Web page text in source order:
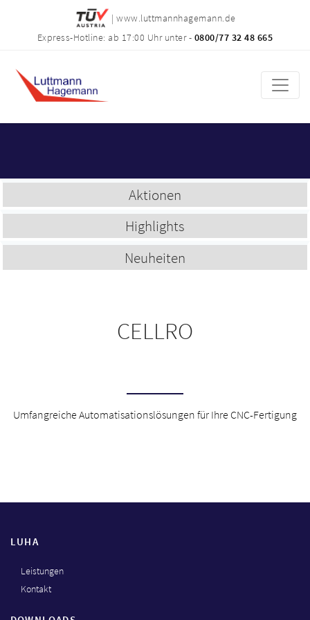
| www.luttmannhagemann.de
Express-Hotline: ab 17:00 Uhr unter - 0800/77 32 48 665
Aktionen
Highlights
Neuheiten
CELLRO
Umfangreiche Automatisationslösungen für Ihre CNC-Fertigung
LUHA
Leistungen
Kontakt